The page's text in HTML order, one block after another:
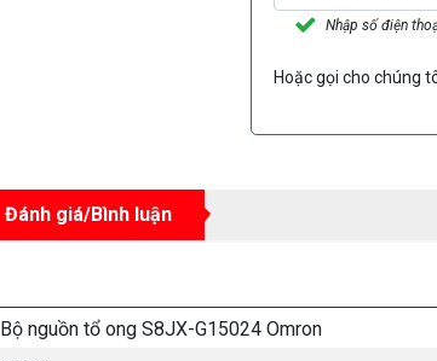
Nhập số điện
Hoặc gọi cho chúng
Đánh giá/Bình luận
Bộ nguồn tổ ong S8JX-G15024 Omron